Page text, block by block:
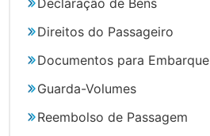
Direitos do Passageiro
Documentos para Embarque
Guarda-Volumes
Reembolso de Passagem